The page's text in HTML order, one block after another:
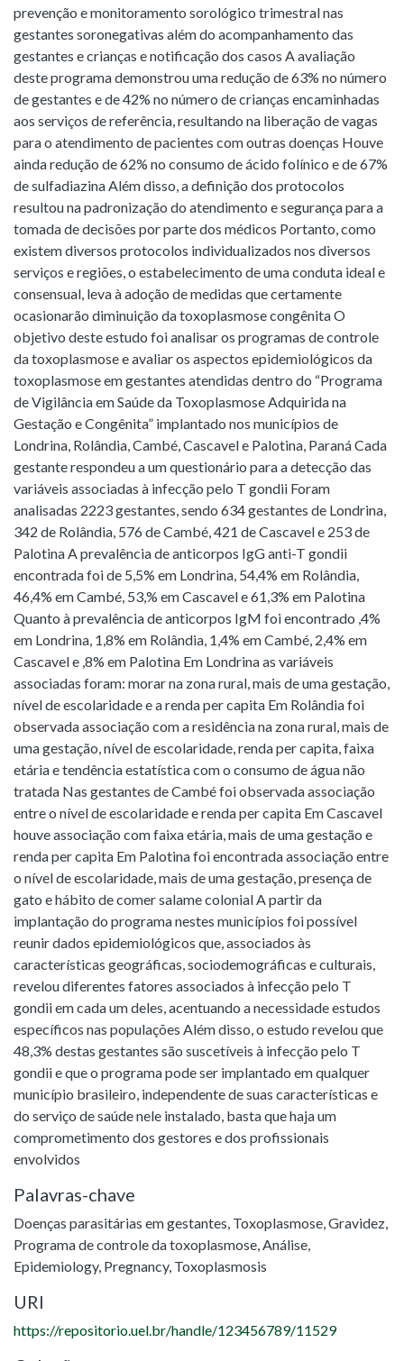
prevenção e monitoramento sorológico trimestral nas
gestantes soronegativas além do acompanhamento das
gestantes e crianças e notificação dos casos A avaliação
deste programa demonstrou uma redução de 63% no número
de gestantes e de 42% no número de crianças encaminhadas
aos serviços de referência, resultando na liberação de vagas
para o atendimento de pacientes com outras doenças Houve
ainda redução de 62% no consumo de ácido folínico e de 67%
de sulfadiazina Além disso, a definição dos protocolos
resultou na padronização do atendimento e segurança para a
tomada de decisões por parte dos médicos Portanto, como
existem diversos protocolos individualizados nos diversos
serviços e regiões, o estabelecimento de uma conduta ideal e
consensual, leva à adoção de medidas que certamente
ocasionarão diminuição da toxoplasmose congênita O
objetivo deste estudo foi analisar os programas de controle
da toxoplasmose e avaliar os aspectos epidemiológicos da
toxoplasmose em gestantes atendidas dentro do “Programa
de Vigilância em Saúde da Toxoplasmose Adquirida na
Gestação e Congênita” implantado nos municípios de
Londrina, Rolândia, Cambé, Cascavel e Palotina, Paraná Cada
gestante respondeu a um questionário para a detecção das
variáveis associadas à infecção pelo T gondii Foram
analisadas 2223 gestantes, sendo 634 gestantes de Londrina,
342 de Rolândia, 576 de Cambé, 421 de Cascavel e 253 de
Palotina A prevalência de anticorpos IgG anti-T gondii
encontrada foi de 5,5% em Londrina, 54,4% em Rolândia,
46,4% em Cambé, 53,% em Cascavel e 61,3% em Palotina
Quanto à prevalência de anticorpos IgM foi encontrado ,4%
em Londrina, 1,8% em Rolândia, 1,4% em Cambé, 2,4% em
Cascavel e ,8% em Palotina Em Londrina as variáveis
associadas foram: morar na zona rural, mais de uma gestação,
nível de escolaridade e a renda per capita Em Rolândia foi
observada associação com a residência na zona rural, mais de
uma gestação, nível de escolaridade, renda per capita, faixa
etária e tendência estatística com o consumo de água não
tratada Nas gestantes de Cambé foi observada associação
entre o nível de escolaridade e renda per capita Em Cascavel
houve associação com faixa etária, mais de uma gestação e
renda per capita Em Palotina foi encontrada associação entre
o nível de escolaridade, mais de uma gestação, presença de
gato e hábito de comer salame colonial A partir da
implantação do programa nestes municípios foi possível
reunir dados epidemiológicos que, associados às
características geográficas, sociodemográficas e culturais,
revelou diferentes fatores associados à infecção pelo T
gondii em cada um deles, acentuando a necessidade estudos
específicos nas populações Além disso, o estudo revelou que
48,3% destas gestantes são suscetíveis à infecção pelo T
gondii e que o programa pode ser implantado em qualquer
município brasileiro, independente de suas características e
do serviço de saúde nele instalado, basta que haja um
comprometimento dos gestores e dos profissionais
envolvidos
Palavras-chave
Doenças parasitárias em gestantes, Toxoplasmose,Gravidez,
Programa de controle da toxoplasmose,Análise,
Epidemiology, Pregnancy, Toxoplasmosis
URI
https://repositorio.uel.br/handle/123456789/11529